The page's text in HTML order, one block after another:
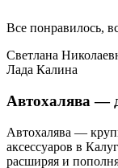
Все понравилось,
Светлана
Лада Калина
Автохалява —
Автохалява —
аксессуаров в
расширяя и